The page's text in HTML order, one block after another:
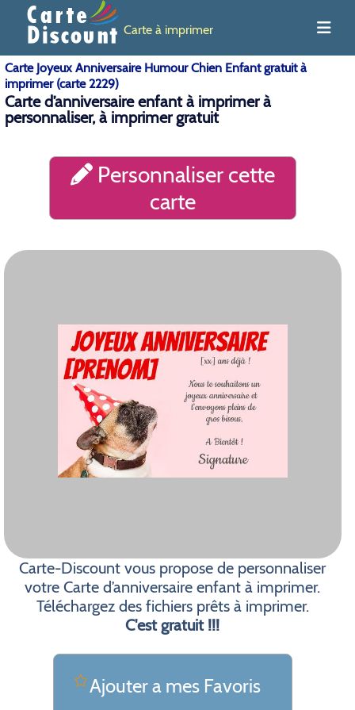
Carte à imprimer
Carte Joyeux Anniversaire Humour Chien Enfant gratuit à
imprimer (carte 2229)
Carte d’anniversaire enfant à imprimer à
personnaliser, à imprimer gratuit
Personnaliser cette
carte
Carte-Discount vous propose de personnaliser
votre Carte d’anniversaire enfant à imprimer.
Téléchargez des fichiers prêts à imprimer.
C'est gratuit !!!
Ajouter a mes Favoris